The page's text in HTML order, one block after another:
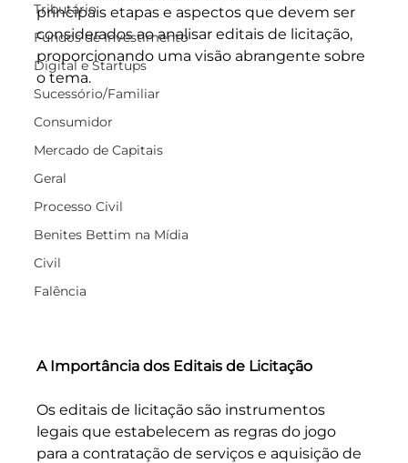
Tributário
Fundos de Investimento
Digital e Startups
Sucessório/Familiar
Consumidor
Mercado de Capitais
Geral
Processo Civil
Benites Bettim na Mídia
Civil
Falência
principais etapas e aspectos que devem ser
considerados ao analisar editais de licitação,
proporcionando uma visão abrangente sobre
o tema.
A Importância dos Editais de Licitação
Os editais de licitação são instrumentos
legais que estabelecem as regras do jogo
para a contratação de serviços e aquisição de